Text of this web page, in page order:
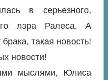
в серьезного,
лэра Ралеса. А
такая новость!
новости!
мыслями, Юлиса